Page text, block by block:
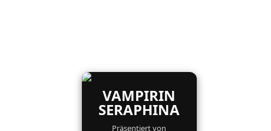
VAMPIRIN
SERAPHINA
Präsentiert von